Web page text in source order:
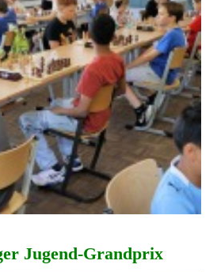
Jugend-Grandprix